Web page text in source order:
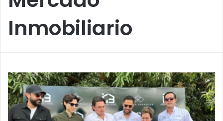
Inmobiliario